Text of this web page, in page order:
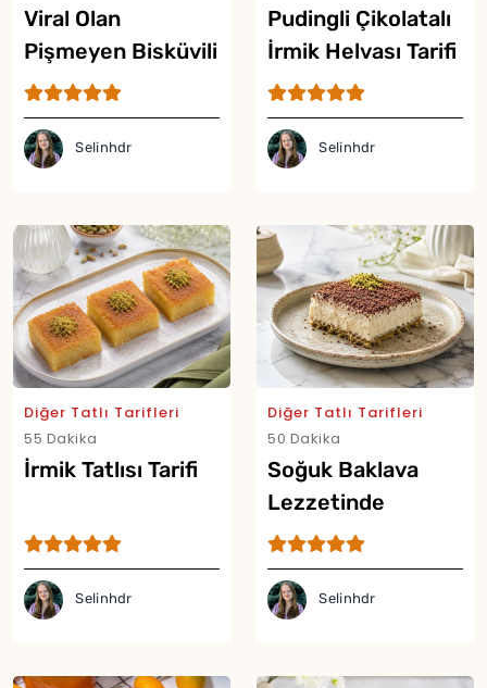
Viral Olan
Pişmeyen Bisküvili
Puding Tarifi
Selinhdr
Pudingli Çikolatalı
İrmik Helvası Tarifi
Selinhdr
Diğer Tatlı Tarifleri
55 Dakika
İrmik Tatlısı Tarifi
Selinhdr
Diğer Tatlı Tarifleri
50 Dakika
Soğuk Baklava
Lezzetinde
Borcam Tatlısı
Tarifi
Selinhdr